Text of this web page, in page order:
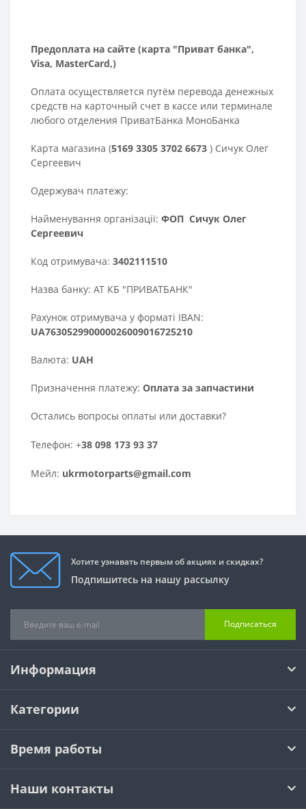
Предоплата на сайте (карта "Приват банка",
Visa, MasterCard,)
Оплата осуществляется путём перевода денежных
средств на карточный счет в кассе или терминале
любого отделения ПриватБанка МоноБанка
Карта магазина (5169 3305 3702 6673 ) Сичук Олег
Сергеевич
Одержувач платежу:
Найменування організації: ФОП Сичук Олег
Сергеевич
Код отримувача: 3402111510
Назва банку: АТ КБ "ПРИВАТБАНК"
Рахунок отримувача у форматі IBAN:
UA763052990000026009016725210
Валюта: UAH
Призначення платежу: Оплата за запчастини
Остались вопросы оплаты или доставки?
Телефон: +38 098 173 93 37
Мейл: ukrmotorparts@gmail.com
Хотите узнавать первым об акциях и скидках?
Подпишитесь на нашу рассылку
Подписаться
Информация
Категории
Время работы
Наши контакты